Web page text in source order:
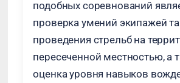
подобных соревнований
проверка умений экипажей
проведения стрельб на
пересеченной местностью, а
оценка уровня навыков